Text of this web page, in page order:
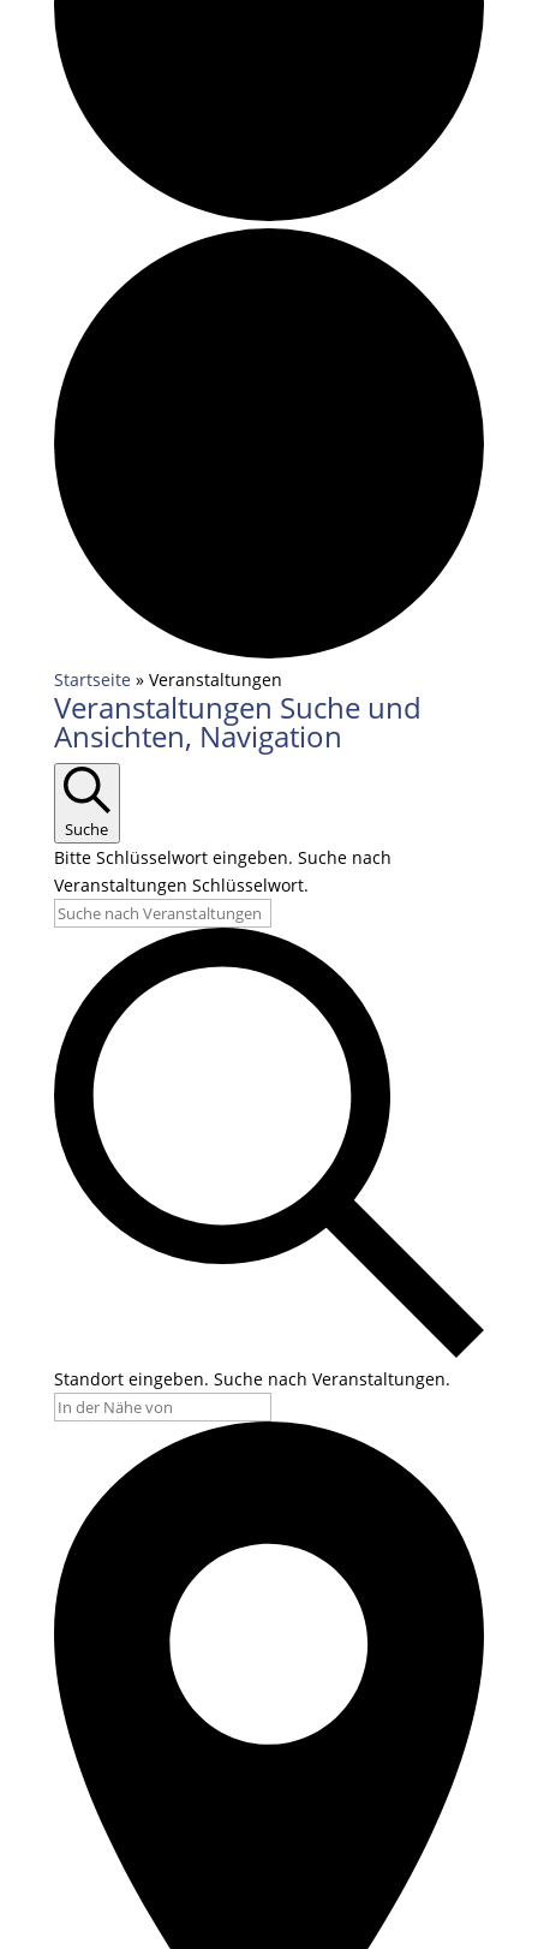
Startseite » Veranstaltungen
Veranstaltungen
für
12.06.2026
Veranstaltungen Suche und
Ansichten, Navigation
Suche
Bitte Schlüsselwort eingeben. Suche nach
Veranstaltungen Schlüsselwort.
Standort eingeben. Suche nach Veranstaltungen.